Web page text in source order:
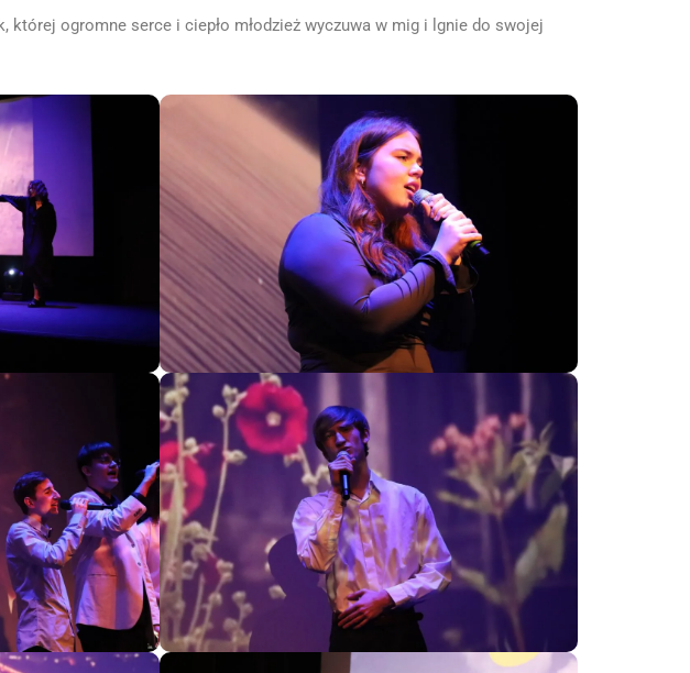
ogromne serce i ciepło młodzież wyczuwa w mig i lgnie do swojej